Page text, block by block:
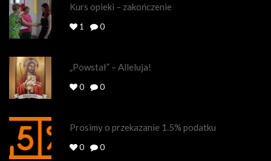
Kurs opieki – zakończenie
1 0
„Powstał” – Alleluja!
0 0
Prosimy o przekazanie 1.5% podatku
0 0